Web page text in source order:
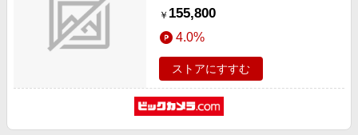
ーター]
￥ 155,800
4.0%
ストアにすすむ